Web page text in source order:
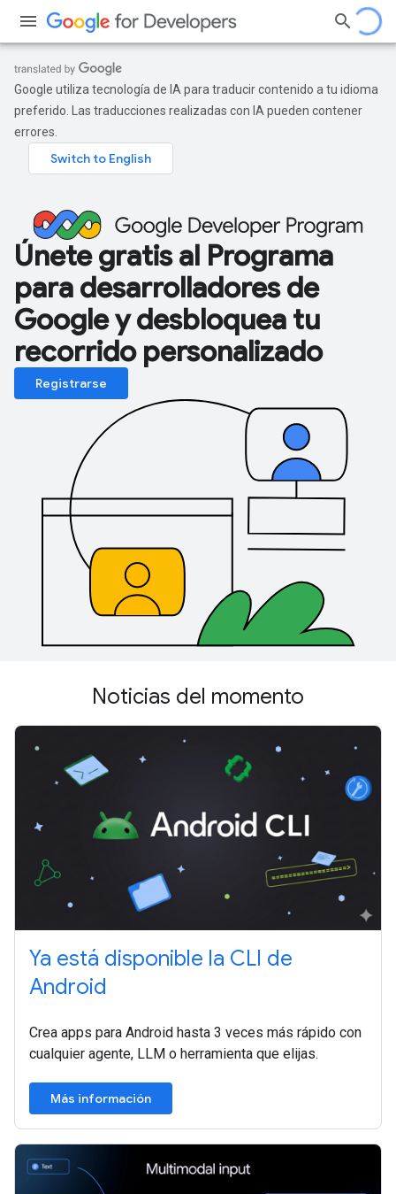
Google utiliza tecnología de IA para traducir contenido a tu idioma
preferido. Las traducciones realizadas con IA pueden contener
errores.
Únete gratis al Programa
para desarrolladores de
Google y desbloquea tu
recorrido personalizado
Registrarse
Noticias del momento
Ya está disponible la CLI de
Android
Crea apps para Android hasta 3 veces más rápido con
cualquier agente, LLM o herramienta que elijas.
Más información